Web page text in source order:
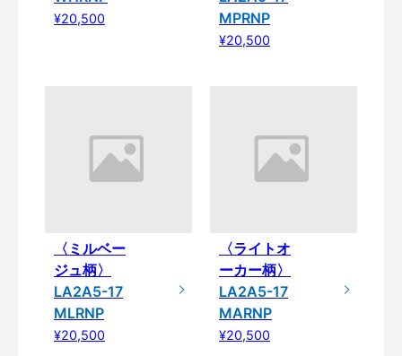
¥20,500
MPRNP
¥20,500
〈ミルベー
ジュ柄〉
LA2A5-17
MLRNP
¥20,500
〈ライトオ
ーカー柄〉
LA2A5-17
MARNP
¥20,500